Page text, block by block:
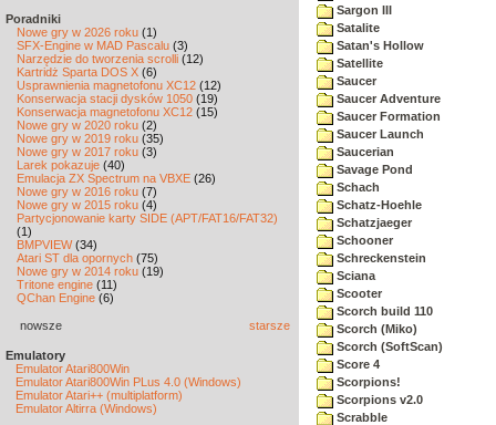
Poradniki
Nowe gry w 2026 roku (1)
SFX-Engine w MAD Pascalu (3)
Narzędzie do tworzenia scrolli (12)
Kartridż Sparta DOS X (6)
Usprawnienia magnetofonu XC12 (12)
Konserwacja stacji dysków 1050 (19)
Konserwacja magnetofonu XC12 (15)
Nowe gry w 2020 roku (2)
Nowe gry w 2019 roku (35)
Nowe gry w 2017 roku (3)
Larek pokazuje (40)
Emulacja ZX Spectrum na VBXE (26)
Nowe gry w 2016 roku (7)
Nowe gry w 2015 roku (4)
Partycjonowanie karty SIDE (APT/FAT16/FAT32)
(1)
BMPVIEW(34)
Atari ST dla opornych (75)
Nowe gry w 2014 roku (19)
Tritone engine (11)
QChan Engine (6)
nowsze starsze
Emulatory
Emulator Atari800Win
Emulator Atari800Win PLus 4.0 (Windows)
Emulator Atari++ (multiplatform)
Emulator Altirra (Windows)
Sargon III
Satalite
Satan's Hollow
Satellite
Saucer
Saucer Adventure
Saucer Formation
Saucer Launch
Saucerian
Savage Pond
Schach
Schatz-Hoehle
Schatzjaeger
Schooner
Schreckenstein
Sciana
Scooter
Scorch build 110
Scorch (Miko)
Scorch (SoftScan)
Score 4
Scorpions!
Scorpions v2.0
Scrabble